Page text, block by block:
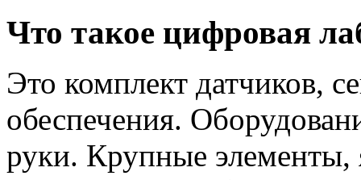
Что такое цифровая
Это комплект датчиков,
обеспечения.
руки. Крупные элементы,